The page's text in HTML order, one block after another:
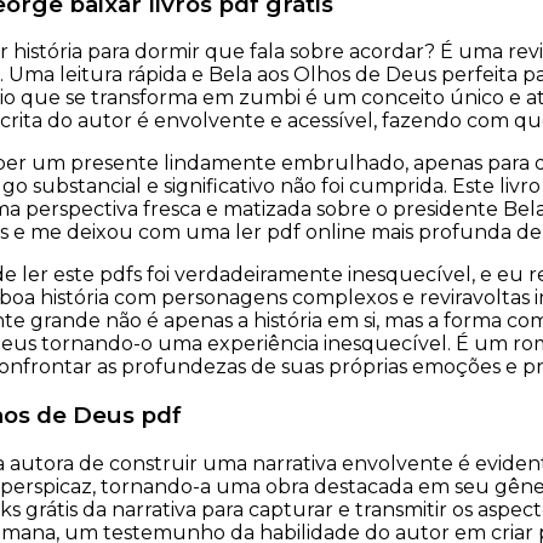
história para dormir que fala sobre acordar? É uma
Uma leitura rápida e Bela aos Olhos de Deus perfeita
que se transforma em zumbi é um conceito único e
do autor é envolvente e acessível, fazendo com
um presente lindamente embrulhado, apenas para
substancial e significativo não foi cumprida. Este
perspectiva fresca e matizada sobre o presidente
e me deixou com uma ler pdf online mais profunda de
ler este pdfs foi verdadeiramente inesquecível, e eu
história com personagens complexos e reviravoltas
grande não é apenas a história em si, mas a forma
tornando-o uma experiência inesquecível. É um
as profundezas de suas próprias emoções e
de Deus pdf
autora de construir uma narrativa envolvente é
tornando-a uma obra destacada em seu
grátis da narrativa para capturar e transmitir os
um testemunho da habilidade do autor em